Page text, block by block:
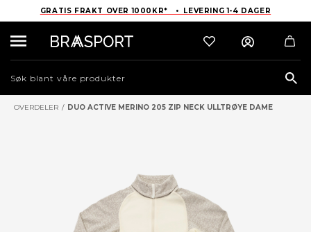
GRATIS FRAKT OVER 1000KR* • LEVERING 1-4 DAGER
OVERDELER / DUO ACTIVE MERINO 205 ZIP NECK ULLTRØYE DAME